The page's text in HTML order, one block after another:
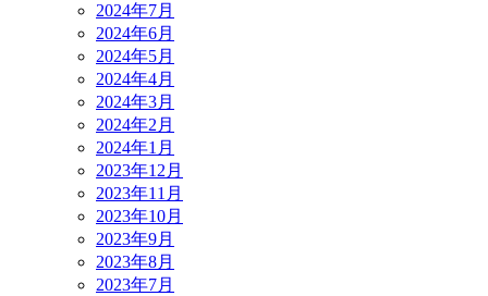
2024年7月
2024年6月
2024年5月
2024年4月
2024年3月
2024年2月
2024年1月
2023年12月
2023年11月
2023年10月
2023年9月
2023年8月
2023年7月